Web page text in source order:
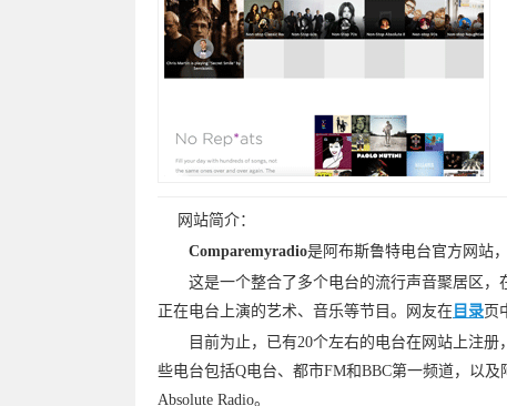
网站简介：
Comparemyradio是阿布斯鲁特电台官方网站
这是一个整合了多个电台的流行声音聚居区
正在电台上演的艺术、音乐等节目。网友在 目录页
目前为止，已有20个左右的电台在网站上注
些电台包括Q电台、都市FM和BBC第一频道，以及
Absolute Radio。